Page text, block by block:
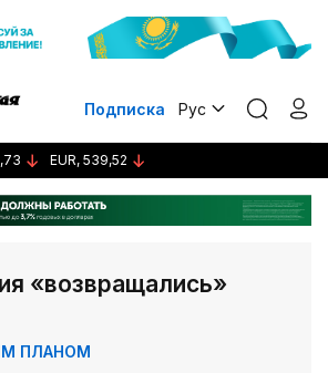
Подписка Рус
EUR, 539,52
«возвращались»
ПЛАНОМ